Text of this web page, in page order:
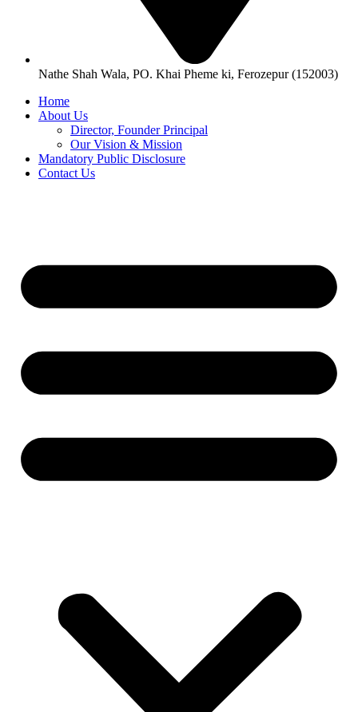
Nathe Shah Wala, PO. Khai Pheme ki, Ferozepur (152003)
Home
About Us
Director, Founder Principal
Our Vision & Mission
Mandatory Public Disclosure
Contact Us